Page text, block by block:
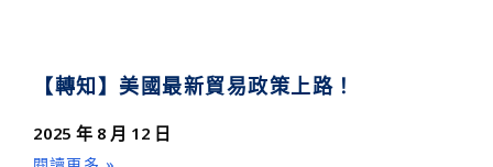
【轉知】美國最新貿易政策上路！
2025 年 8 月 12 日